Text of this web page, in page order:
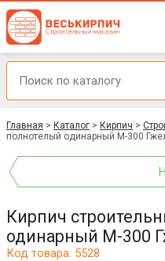
Главная > Каталог > Кирпич >
полнотелый одинарный М-300
Кирпич
одинарный М-300
Код товара: 5528